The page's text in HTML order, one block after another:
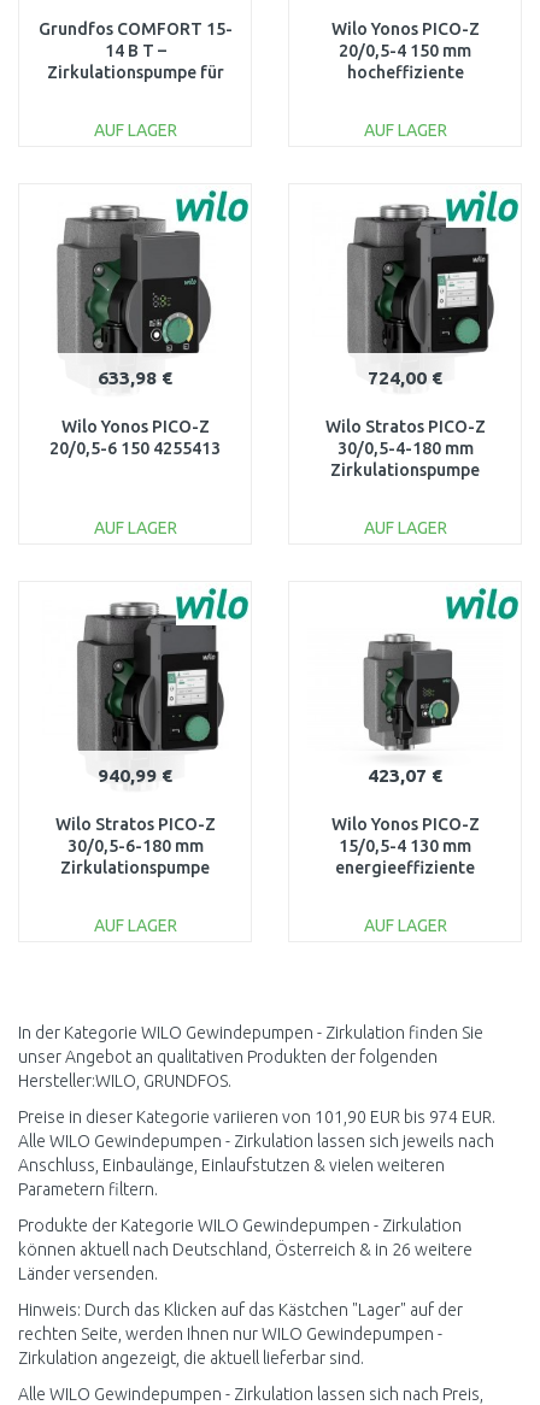
Grundfos COMFORT 15-
14 B T –
Zirkulationspumpe für
AUF LAGER
Vergleichen
Wilo Yonos PICO-Z
20/0,5-4 150 mm
hocheffiziente
AUF LAGER
Vergleichen
633,98 €
Wilo Yonos PICO-Z
20/0,5-6 150 4255413
AUF LAGER
Vergleichen
724,00 €
Wilo Stratos PICO-Z
30/0,5-4-180 mm
Zirkulationspumpe
AUF LAGER
940,99 €
Wilo Stratos PICO-Z
30/0,5-6-180 mm
Zirkulationspumpe
AUF LAGER
Vergleichen
423,07 €
Wilo Yonos PICO-Z
15/0,5-4 130 mm
energieeffiziente
AUF LAGER
Vergleichen
In der Kategorie WILO Gewindepumpen - Zirkulation finden Sie
unser Angebot an qualitativen Produkten der folgenden
Hersteller:WILO, GRUNDFOS.
Preise in dieser Kategorie variieren von 101,90 EUR bis 974 EUR.
Alle WILO Gewindepumpen - Zirkulation lassen sich jeweils nach
Anschluss, Einbaulänge, Einlaufstutzen & vielen weiteren
Parametern filtern.
Produkte der Kategorie WILO Gewindepumpen - Zirkulation
können aktuell nach Deutschland, Österreich & in 26 weitere
Länder versenden.
Hinweis: Durch das Klicken auf das Kästchen "Lager" auf der
rechten Seite, werden Ihnen nur WILO Gewindepumpen -
Zirkulation angezeigt, die aktuell lieferbar sind.
Alle WILO Gewindepumpen - Zirkulation lassen sich nach Preis,